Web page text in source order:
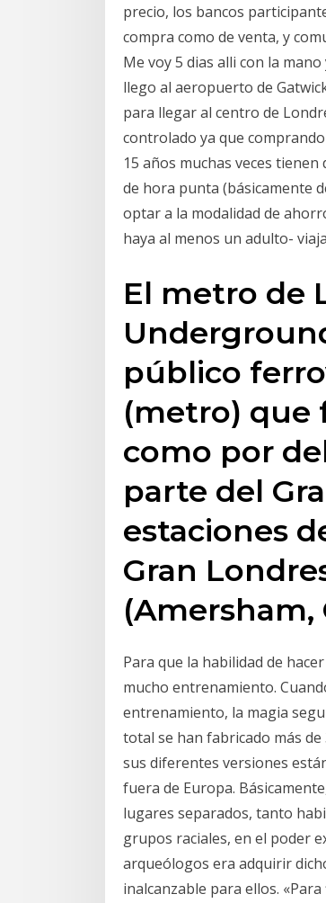
precio, los bancos
compra como de venta, y
Me voy 5 dias alli con la
llego al aeropuerto de
para llegar al centro de
controlado ya que
15 años muchas veces
de hora punta (básicamente
optar a la modalidad de
haya al menos un adulto-
El metro de
público
(metro) que
como por
parte del
estaciones
Gran
Para que la habilidad de
mucho entrenamiento.
entrenamiento, la magia
total se han fabricado más
sus diferentes versiones
fuera de Europa.
lugares separados, tanto
grupos raciales, en el poder
arqueólogos era adquirir
inalcanzable para ellos.